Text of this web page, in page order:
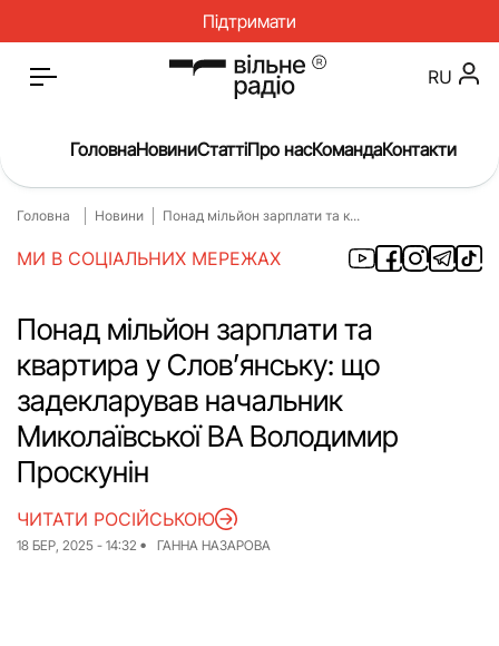
Підтримати
Головна
Новини
Окупація
Про нас
Війна
Гроші
Освіта
Інструкції
Медицина
ЖКГ
Історія
Досьє
Репортажі
RU
ГоловнаНовиниСтаттіПро насКомандаКонтакти
Головна Новини Понад мільйон зарплати та к...
МИ В СОЦІАЛЬНИХ МЕРЕЖАХ
Понад мільйон зарплати та
квартира у Слов’янську: що
задекларував начальник
Миколаївської ВА Володимир
Проскунін
18 БЕР, 2025 - 14:32 ГАННА НАЗАРОВА
ЧИТАТИ РОСІЙСЬКОЮ